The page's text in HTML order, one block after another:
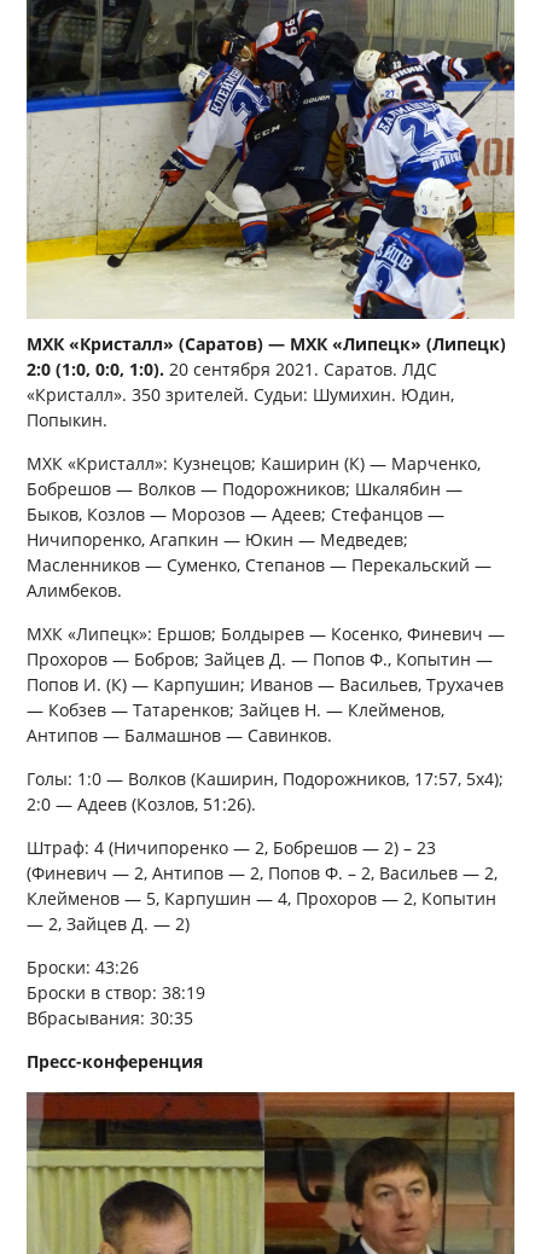
МХК «Кристалл» (Саратов) — МХК «Липецк» (Липецк)
2:0 (1:0, 0:0, 1:0). 20 сентября 2021. Саратов. ЛДС
«Кристалл». 350 зрителей. Судьи: Шумихин. Юдин,
Попыкин.
МХК «Кристалл»: Кузнецов; Каширин (К) — Марченко,
Бобрешов — Волков — Подорожников; Шкалябин —
Быков, Козлов — Морозов — Адеев; Стефанцов —
Ничипоренко, Агапкин — Юкин — Медведев;
Масленников — Суменко, Степанов — Перекальский —
Алимбеков.
МХК «Липецк»: Ершов; Болдырев — Косенко, Финевич —
Прохоров — Бобров; Зайцев Д. — Попов Ф., Копытин —
Попов И. (К) — Карпушин; Иванов — Васильев, Трухачев
— Кобзев — Татаренков; Зайцев Н. — Клейменов,
Антипов — Балмашнов — Савинков.
Голы: 1:0 — Волков (Каширин, Подорожников, 17:57, 5х4);
2:0 — Адеев (Козлов, 51:26).
Штраф: 4 (Ничипоренко — 2, Бобрешов — 2) – 23
(Финевич — 2, Антипов — 2, Попов Ф. – 2, Васильев — 2,
Клейменов — 5, Карпушин — 4, Прохоров — 2, Копытин
— 2, Зайцев Д. — 2)
Броски: 43:26
Броски в створ: 38:19
Вбрасывания: 30:35
Пресс-конференция